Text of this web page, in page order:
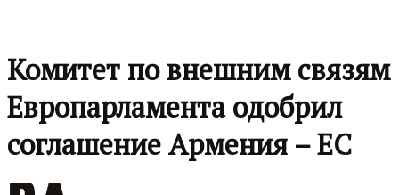
Комитет по внешним связям
Европарламента одобрил
соглашение Армения – ЕС